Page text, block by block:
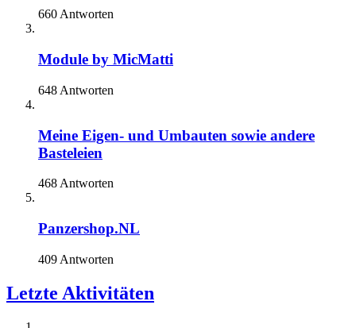
660 Antworten
Module by MicMatti
648 Antworten
Meine Eigen- und Umbauten sowie andere
Basteleien
468 Antworten
Panzershop.NL
409 Antworten
Letzte Aktivitäten